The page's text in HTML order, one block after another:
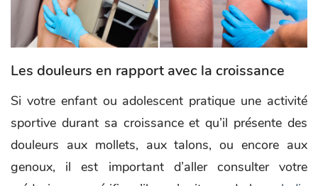
Les douleurs en rapport avec la croissance
Si votre enfant ou adolescent pratique une activité
sportive durant sa croissance et qu’il présente des
douleurs aux mollets, aux talons, ou encore aux
genoux, il est important d’aller consulter votre